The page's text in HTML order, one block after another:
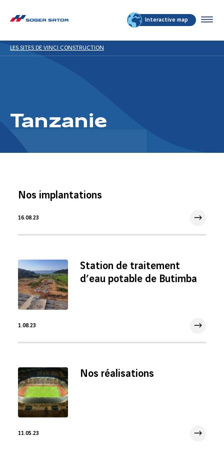
Interactive map
LES SITES DE VINCI CONSTRUCTION
Tanzanie
Nos implantations
16.08.23
Station de traitement
d’eau potable de Butimba
1.08.23
Nos réalisations
11.05.23